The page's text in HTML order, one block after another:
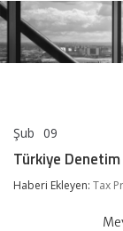
Şub 09
Yapılan
Türkiye
Haberi Ekleyen: Tax